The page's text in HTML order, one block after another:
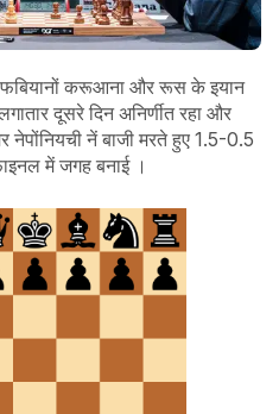
करूआना और रूस के इयान
दूसरे दिन अनिर्णीत रहा और
नेपोंनियची नें बाजी मरते हुए 1.5-0.5
में जगह बनाई ।